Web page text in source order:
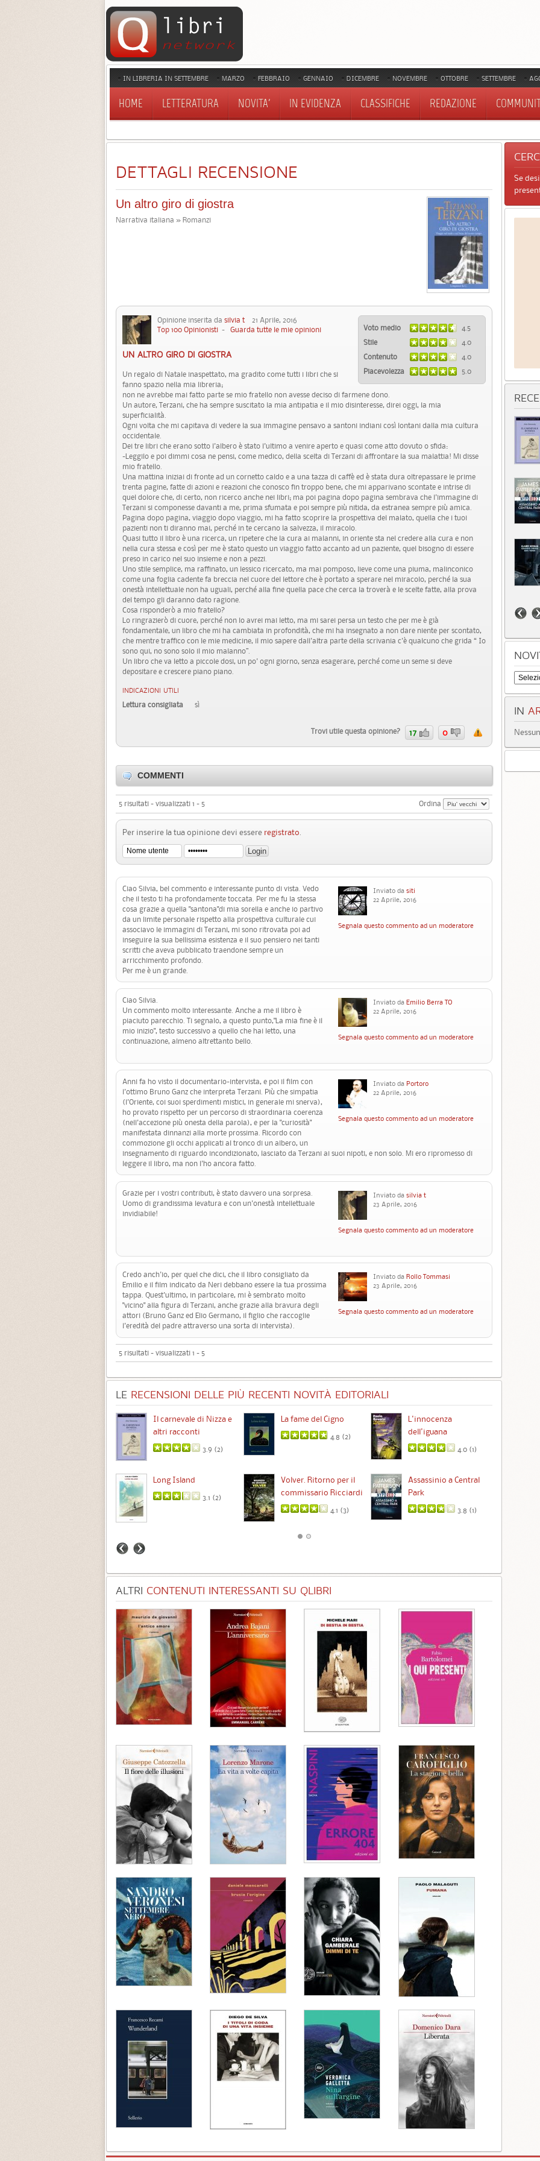
IN LIBRERIA IN SETTEMBRE MARZO FEBBRAIO GENNAIO DICEMBRE NOVEMBRE OTTOBRE SETTEMBRE
HOME LETTERATURA NOVITA' IN EVIDENZA CLASSIFICHE REDAZIONE
DETTAGLI RECENSIONE
Un altro giro di giostra
Narrativa italiana » Romanzi
Voto medio
4.5
Stile
4.0
Contenuto
4.0
Piacevolezza
5.0
Opinione inserita da silvia t 21 Aprile, 2016
Top 100 Opinionisti - Guarda tutte le mie opinioni
UN ALTRO GIRO DI GIOSTRA
Un regalo di Natale inaspettato, ma gradito come tutti i libri che si
fanno spazio nella mia libreria;
non ne avrebbe mai fatto parte se mio fratello non avesse deciso di farmene dono.
Un autore, Terzani, che ha sempre suscitato la mia antipatia e il mio disinteresse, direi oggi, la mia
superficialità.
Ogni volta che mi capitava di vedere la sua immagine pensavo a santoni indiani così lontani dalla mia cultura
occidentale.
Dei tre libri che erano sotto l'albero è stato l'ultimo a venire aperto e quasi come atto dovuto o sfida:
-Leggilo e poi dimmi cosa ne pensi, come medico, della scelta di Terzani di affrontare la sua malattia! Mi disse
mio fratello.
Una mattina iniziai di fronte ad un cornetto caldo e a una tazza di caffè ed è stata dura oltrepassare le prime
trenta pagine, fatte di azioni e reazioni che conosco fin troppo bene, che mi apparivano scontate e intrise di
quel dolore che, di certo, non ricerco anche nei libri; ma poi pagina dopo pagina sembrava che l'immagine di
Terzani si componesse davanti a me, prima sfumata e poi sempre più nitida, da estranea sempre più amica.
Pagina dopo pagina, viaggio dopo viaggio, mi ha fatto scoprire la prospettiva del malato, quella che i tuoi
pazienti non ti diranno mai, perché in te cercano la salvezza, il miracolo.
Quasi tutto il libro è una ricerca, un ripetere che la cura ai malanni, in oriente sta nel credere alla cura e non
nella cura stessa e così per me è stato questo un viaggio fatto accanto ad un paziente, quel bisogno di essere
preso in carico nel suo insieme e non a pezzi.
Uno stile semplice, ma raffinato, un lessico ricercato, ma mai pomposo, lieve come una piuma, malinconico
come una foglia cadente fa breccia nel cuore del lettore che è portato a sperare nel miracolo, perché la sua
onestà intellettuale non ha uguali, perché alla fine quella pace che cerca la troverà e le scelte fatte, alla prova
del tempo gli daranno dato ragione.
Cosa risponderò a mio fratello?
Lo ringrazierò di cuore, perché non lo avrei mai letto, ma mi sarei persa un testo che per me è già
fondamentale, un libro che mi ha cambiata in profondità, che mi ha insegnato a non dare niente per scontato,
che mentre traffico con le mie medicine, il mio sapere dall'altra parte della scrivania c'è qualcuno che grida “ Io
sono qui, no sono solo il mio malanno”.
Un libro che va letto a piccole dosi, un po' ogni giorno, senza esagerare, perché come un seme si deve
depositare e crescere piano piano.
INDICAZIONI UTILI
Lettura consigliata sì
Trovi utile questa opinione? 17 0
COMMENTI
5 risultati - visualizzati 1 - 5 Ordina
Per inserire la tua opinione devi essere registrato
Inviato dasiti
22 Aprile, 2016
Segnala questo commento ad un moderatore
Ciao Silvia, bel commento e interessante punto di vista. Vedo
che il testo ti ha profondamente toccata. Per me fu la stessa
cosa grazie a quella "santona"di mia sorella e anche io partivo
da un limite personale rispetto alla prospettiva culturale cui
associavo le immagini di Terzani, mi sono ritrovata poi ad
inseguire la sua bellissima esistenza e il suo pensiero nei tanti
scritti che aveva pubblicato traendone sempre un
arricchimento profondo.
Per me è un grande.
Inviato daEmilio Berra TO
22 Aprile, 2016
Segnala questo commento ad un moderatore
Ciao Silvia.
Un commento molto interessante. Anche a me il libro è
piaciuto parecchio. Ti segnalo, a questo punto,"La mia fine è il
mio inizio", testo successivo a quello che hai letto, una
continuazione, almeno altrettanto bello.
Inviato da Portoro
22 Aprile, 2016
Segnala questo commento ad un moderatore
Anni fa ho visto il documentario-intervista, e poi il film con
l'ottimo Bruno Ganz che interpreta Terzani. Più che simpatia
(l'Oriente, coi suoi sperdimenti mistici, in generale mi snerva),
ho provato rispetto per un percorso di straordinaria coerenza
(nell'accezione più onesta della parola), e per la "curiosità"
manifestata dinnanzi alla morte prossima. Ricordo con
commozione gli occhi applicati al tronco di un albero, un
insegnamento di riguardo incondizionato, lasciato da Terzani ai suoi nipoti, e non solo. Mi ero ripromesso di
leggere il libro, ma non l'ho ancora fatto.
Inviato dasilvia t
23 Aprile, 2016
Segnala questo commento ad un moderatore
Grazie per i vostri contributi, è stato davvero una sorpresa.
Uomo di grandissima levatura e con un'onestà intellettuale
invidiabile!
Inviato daRollo Tommasi
23 Aprile, 2016
Segnala questo commento ad un moderatore
Credo anch'io, per quel che dici, che il libro consigliato da
Emilio e il film indicato da Neri debbano essere la tua prossima
tappa. Quest'ultimo, in particolare, mi è sembrato molto
"vicino" alla figura di Terzani, anche grazie alla bravura degli
attori (Bruno Ganz ed Elio Germano, il figlio che raccoglie
l'eredità del padre attraverso una sorta di intervista).
5 risultati - visualizzati 1 - 5
LE RECENSIONI DELLE PIÙ RECENTI NOVITÀ EDITORIALI
Il carnevale di Nizza e
altri racconti
3.9 (2)
La fame del Cigno
4.8 (2)
L'innocenza
dell'iguana
4.0 (1)
Long Island
3.1 (2)
Volver. Ritorno per il
commissario Ricciardi
4.1 (3)
Assassinio a Central
Park
3.8 (1)
ALTRI CONTENUTI INTERESSANTI SU QLIBRI
Se
IN